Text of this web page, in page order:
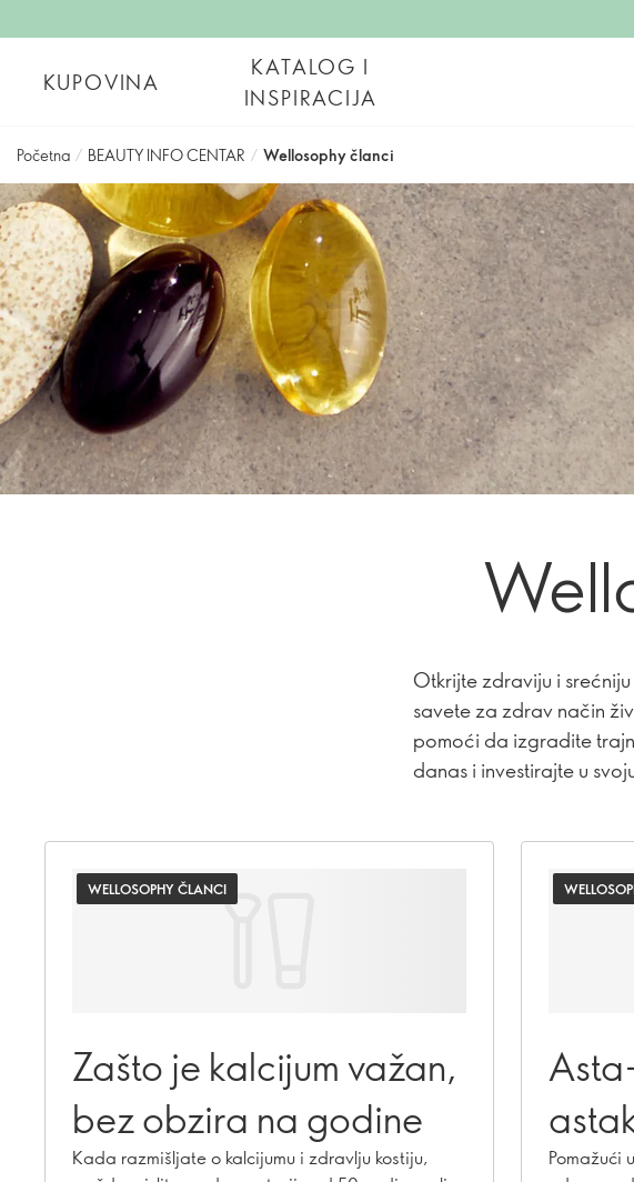
KUPOVINA
KATALOG I
INSPIRACIJA
Početna / BEAUTY INFO CENTAR / Wellosophy članci
Otkrijte zdraviju i
savete za zdrav način
pomoći da izgradite
danas i investirajte u
WELLOSOPHY ČLANCI
Zašto je kalcijum važan,
bez obzira na godine
Kada razmišljate o kalcijumu i zdravlju kostiju,
za
Pomažući